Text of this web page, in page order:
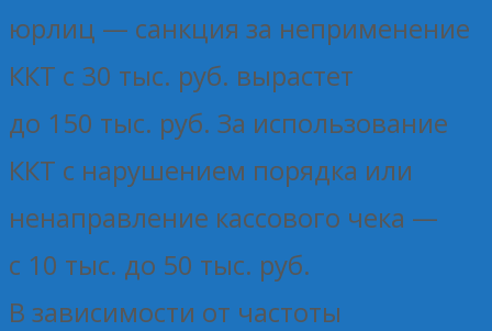
юрлиц — санкция за неприменение
ККТ с 30 тыс. руб. вырастет
до 150 тыс. руб. За использование
ККТ с нарушением порядка или
ненаправление кассового чека —
с 10 тыс. до 50 тыс. руб.
В зависимости от частоты